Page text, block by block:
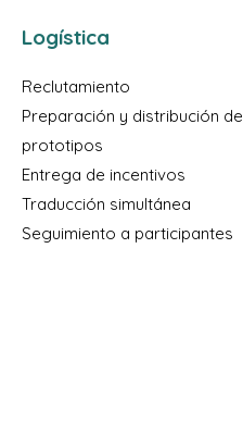
Logística
Reclutamiento
Preparación y distribución de
prototipos
Entrega de incentivos
Traducción simultánea
Seguimiento a participantes